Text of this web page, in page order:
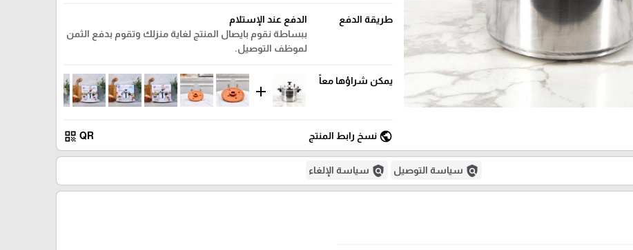
طريقة الدفع
الدفع عند الإستلام
ببساطة نقوم بايصال المنتج لغاية منزلك وتقوم بدفع الثمن
لموظف التوصيل.
يمكن شراؤها معاً
add
public نسخ رابط المنتج QR
qr_code
policy سياسة التوصيل policy سياسة الإلغاء